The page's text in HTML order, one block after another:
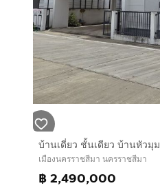
บ้านเดี่ยว ชั้นเดียว บ้านหัวมุม
เมืองนครราชสีมา นครราชสีมา
฿ 2,490,000